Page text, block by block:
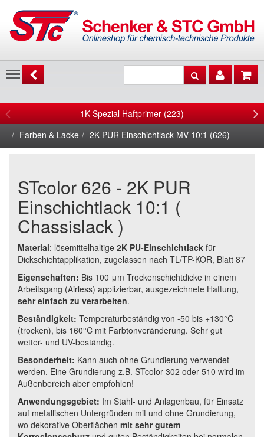
Menu
1K Spezial Haftprimer (223)
Farben & Lacke
2K PUR Einschichtlack MV 10:1 (626)
STcolor 626 - 2K PUR
Einschichtlack 10:1 (
Chassislack )
Material: lösemittelhaltige 2K PU-Einschichtlack für
Dickschichtapplikation, zugelassen nach TL/TP-KOR, Blatt 87
Eigenschaften: Bis 100 μm Trockenschichtdicke in einem
Arbeitsgang (Airless) applizierbar, ausgezeichnete Haftung,
sehr einfach zu verarbeiten.
Beständigkeit: Temperaturbeständig von -50 bis +130°C
(trocken), bis 160°C mit Farbtonveränderung. Sehr gut
wetter- und UV-beständig.
Besonderheit: Kann auch ohne Grundierung verwendet
werden. Eine Grundierung z.B. STcolor 302 oder 510 wird im
Außenbereich aber empfohlen!
Anwendungsgebiet: Im Stahl- und Anlagenbau, für Einsatz
auf metallischen Untergründen mit und ohne Grundierung,
wo dekorative Oberflächen mit sehr gutem